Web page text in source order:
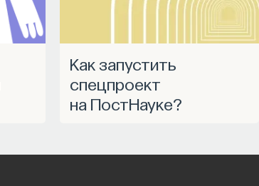
Как запустить
спецпроект
на ПостНауке?